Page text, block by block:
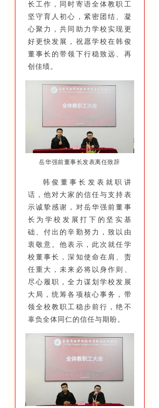
长工作，同时寄语全体教职工
坚守育人初心，紧密团结、凝
心聚力，共同助力学校实现更
好更快发展，祝愿学校在韩俊
董事长的带领下行稳致远、再
创佳绩。
岳华强前董事长发表离任致辞
韩俊董事长发表就职讲
话，他对大家的信任与支持表
示诚挚感谢，对岳华强前董事
长为学校发展打下的坚实基
础、付出的辛勤努力，致以由
衷敬意。他表示，此次就任学
校董事长，深知使命在肩、责
任重大，未来必将以身作则、
尽心履职，全力谋划学校发展
大局，统筹各项核心事务，带
领全校教职工稳步前行，绝不
辜负全体同仁的信任与期盼。